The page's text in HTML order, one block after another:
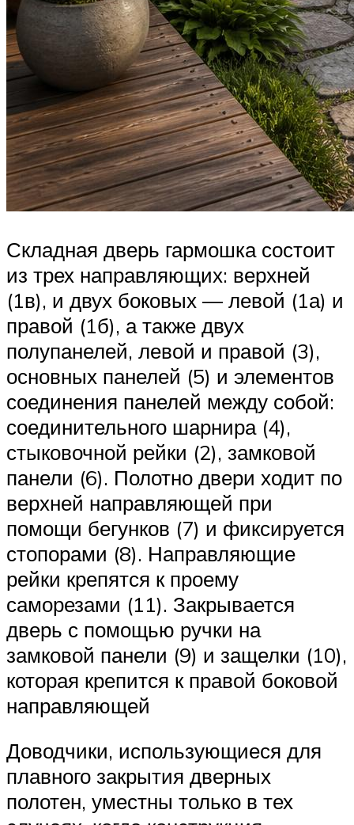
Складная дверь гармошка состоит
из трех направляющих: верхней
(1в), и двух боковых — левой (1а) и
правой (1б), а также двух
полупанелей, левой и правой (3),
основных панелей (5) и элементов
соединения панелей между собой:
соединительного шарнира (4),
стыковочной рейки (2), замковой
панели (6). Полотно двери ходит по
верхней направляющей при
помощи бегунков (7) и фиксируется
стопорами (8). Направляющие
рейки крепятся к проему
саморезами (11). Закрывается
дверь с помощью ручки на
замковой панели (9) и защелки (10),
которая крепится к правой боковой
направляющей
Доводчики, использующиеся для
плавного закрытия дверных
полотен, уместны только в тех